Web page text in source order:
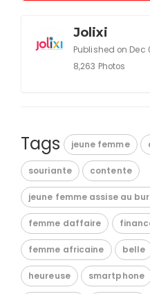
Jolixi
Published on Dec
8,263 Photos
Tags jeune femme
souriante contente
jeune femme assise au
femme daffaire
femme africaine belle
heureuse smartphone